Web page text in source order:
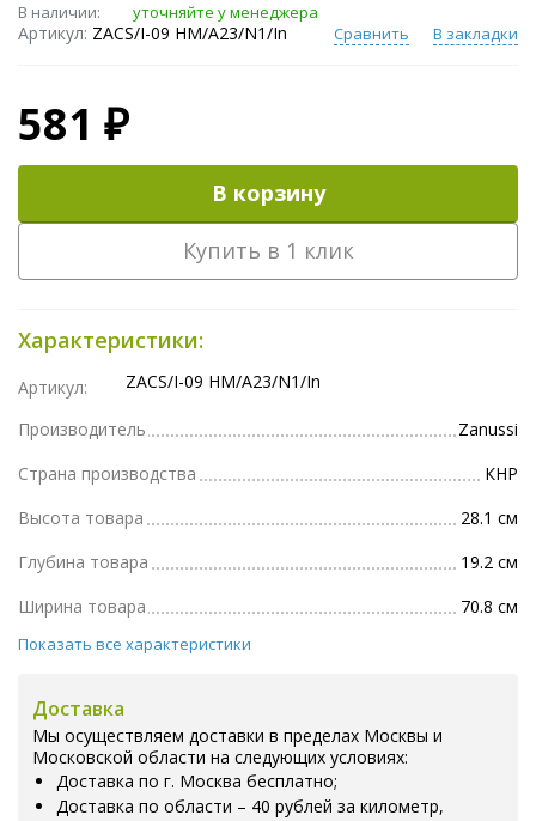
В наличии: уточняйте у менеджера
Артикул: ZACS/I-09 HM/A23/N1/In Сравнить В закладки
581 ₽
В корзину
Купить в 1 клик
Характеристики:
Артикул: ZACS/I-09 HM/A23/N1/In
Производитель
Zanussi
Страна производства
КНР
Высота товара
28.1 см
Глубина товара
19.2 см
Ширина товара
70.8 см
Показать все характеристики
Доставка
Мы осуществляем доставки в пределах Москвы и
Московской области на следующих условиях:
Доставка по г. Москва бесплатно;
Доставка по области – 40 рублей за километр,